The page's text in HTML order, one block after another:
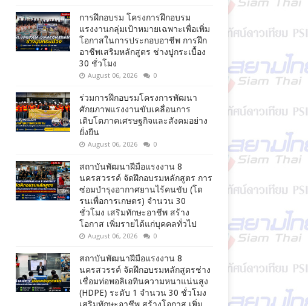
การฝึกอบรม โครงการฝึกอบรม
แรงงานกลุ่มเป้าหมายเฉพาะเพื่อเพิ่ม
โอกาสในการประกอบอาชีพ การฝึก
อาชีพเสริมหลักสูตร ช่างปูกระเบื้อง
30 ชั่วโมง
August 06, 2026 0
ร่วมการฝึกอบรมโครงการพัฒนา
ศักยภาพแรงงานขับเคลื่อนการ
เติบโตภาคเศรษฐกิจและสังคมอย่าง
ยั่งยืน
August 06, 2026 0
สถาบันพัฒนาฝีมือแรงงาน 8
นครสวรรค์ จัดฝึกอบรมหลักสูตร การ
ซ่อมบำรุงอากาศยานไร้คนขับ (โด
รนเพื่อการเกษตร) จำนวน 30
ชั่วโมง เสริมทักษะอาชีพ สร้าง
โอกาส เพิ่มรายได้แก่บุคคลทั่วไป
August 06, 2026 0
สถาบันพัฒนาฝีมือแรงงาน 8
นครสวรรค์ จัดฝึกอบรมหลักสูตรช่าง
เชื่อมท่อพอลิเอทินความหนาแน่นสูง
(HDPE) ระดับ 1 จำนวน 30 ชั่วโมง